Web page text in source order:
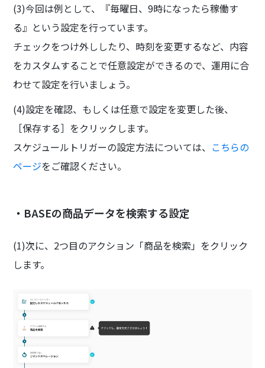
(3)今回は例として、『毎曜日、9時になったら稼働す
る』という設定を行っています。
チェックをつけ外ししたり、時刻を変更するなど、内容
をカスタムすることで任意設定ができるので、運用に合
わせて設定を行いましょう。
(4)設定を確認、もしくは任意で設定を変更した後、
［保存する］をクリックします。
スケジュールトリガーの設定方法については、 こちらの
ページをご確認ください。
・BASEの商品データを検索する設定
(1)次に、2つ目のアクション「商品を検索」をクリック
します。